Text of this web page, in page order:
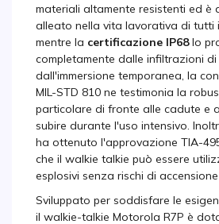
materiali altamente resistenti ed è
alleato nella vita lavorativa di tutti
mentre la certificazione IP68lo
completamente dalle infiltrazioni di
dall'immersione temporanea, la
MIL-STD 810 ne testimonia la
particolare di fronte alle cadute e
subire durante l'uso intensivo.
ha ottenuto l'approvazione TIA-
che il walkie talkie può essere
esplosivi senza rischi di
Sviluppato per soddisfare le
il walkie-talkie Motorola R7P è